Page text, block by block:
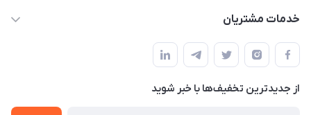
حساب کاربری
لیست محصولات
درباره ما
خدمات مشتریان
قوانین و مقررات
حریم خصوصی
راهنما
از جدید‌ترین تخفیف‌ها با‌ خبر شوید